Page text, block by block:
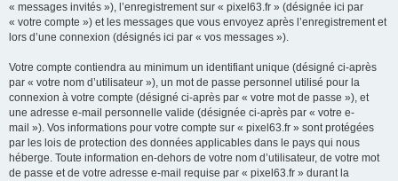
« messages invités »), l’enregistrement sur « pixel63.fr » (désignée ici par
« votre compte ») et les messages que vous envoyez après l’enregistrement et
lors d’une connexion (désignés ici par « vos messages »).
Votre compte contiendra au minimum un identifiant unique (désigné ci-après
par « votre nom d’utilisateur »), un mot de passe personnel utilisé pour la
connexion à votre compte (désigné ci-après par « votre mot de passe »), et
une adresse e-mail personnelle valide (désignée ci-après par « votre e-
mail »). Vos informations pour votre compte sur « pixel63.fr » sont protégées
par les lois de protection des données applicables dans le pays qui nous
héberge. Toute information en-dehors de votre nom d’utilisateur, de votre mot
de passe et de votre adresse e-mail requise par « pixel63.fr » durant la